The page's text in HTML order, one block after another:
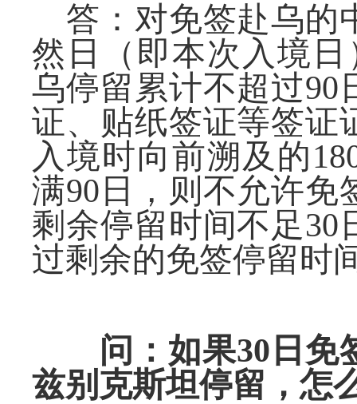
答：对免签赴乌的
然日
（ 即本次入境日
乌停留累计不超过90
证、 贴纸签证等签证
入境时向前溯及的
满90日，则 不允许免
剩余停留时间不足30
过剩余的免签停留时
问：如果30 日 免
兹别克斯坦停留，怎